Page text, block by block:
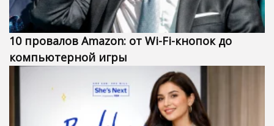
10 провалов Amazon: от Wi-Fi-кнопок до
компьютерной игры